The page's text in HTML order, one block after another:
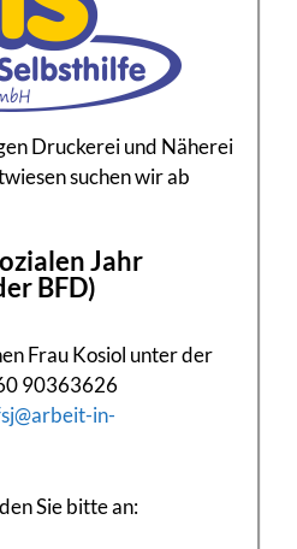
Druckerei und Näherei
suchen wir ab
Jahr
BFD)​
Frau Kosiol unter der
90363626
in-
Sie bitte an: